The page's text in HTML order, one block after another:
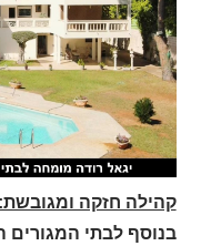
קהילה חזקה ומגובשת:
בנוסף לבתי המגורים